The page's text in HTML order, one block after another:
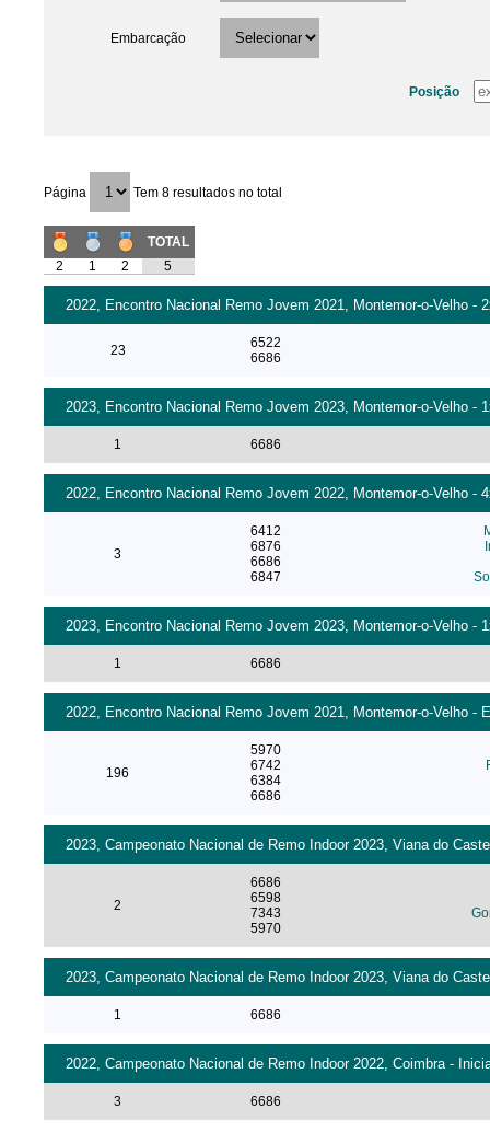
Embarcação
Posição
Página Tem 8 resultados no total
TOTAL
2
1 2 5
2022, Encontro Nacional Remo Jovem 2021, Montemor-o-Velho -
23
6522
6686
2023, Encontro Nacional Remo Jovem 2023, Montemor-o-Velho -
1 6686
2022, Encontro Nacional Remo Jovem 2022, Montemor-o-Velho -
3
6412
6876
6686
6847
2023, Encontro Nacional Remo Jovem 2023, Montemor-o-Velho -
1 6686
2022, Encontro Nacional Remo Jovem 2021, Montemor-o-Velho -
196
5970
6742
6384
6686
2023, Campeonato Nacional de Remo Indoor 2023, Viana do
2
6686
6598
7343
5970
2023, Campeonato Nacional de Remo Indoor 2023, Viana do
1 6686
2022, Campeonato Nacional de Remo Indoor 2022, Coimbra -
3 6686